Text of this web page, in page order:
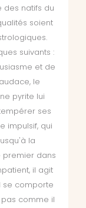
des natifs du
soient
suivants :
et de
le
pyrite lui
ses
impulsif, qui
la
premier dans
il agit
se comporte
comme il